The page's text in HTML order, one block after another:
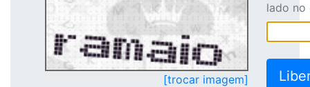
[trocar imagem]
lado no